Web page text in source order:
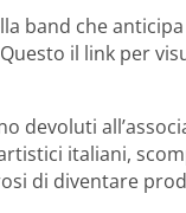
band che
il link per
devoluti
italiani,
di diventare